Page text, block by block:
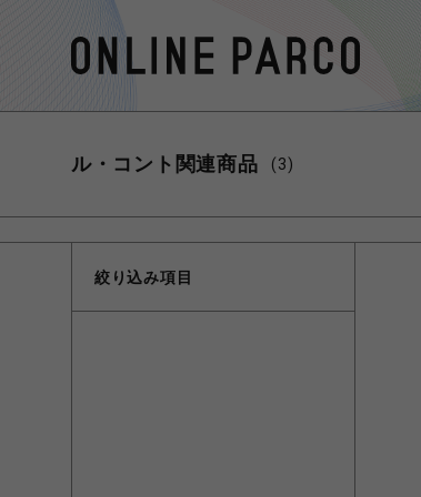
ル・コント関連商品 (3)
絞り込み項目